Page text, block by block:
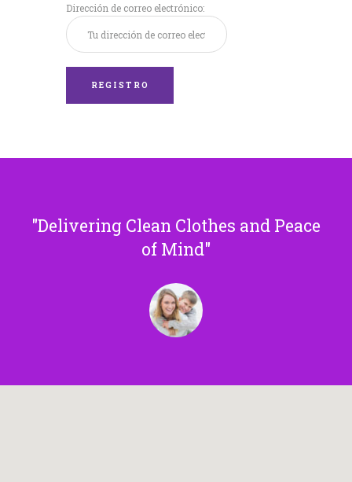
Dirección de correo electrónico:
Delivering Clean Clothes and Peace
of Mind